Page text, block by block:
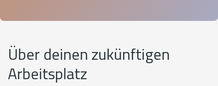
Über deinen zukünftigen
Arbeitsplatz